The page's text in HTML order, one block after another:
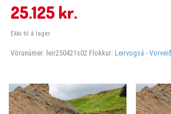
25.125 kr.
Ekki til á lager
Vörunúmer: leir250421s02 Flokkur: Leirvogsá -